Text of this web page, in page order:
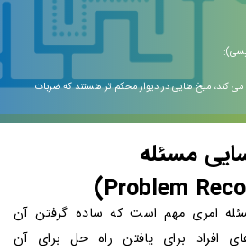
میخ هایی در دیوار محکم تر هستند که ضربات
مسئله
(Problem
امری مهم است که ساده گرفتن آن
برای یافتن راه حل برای آن